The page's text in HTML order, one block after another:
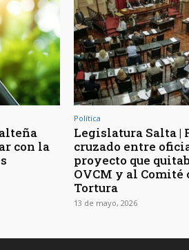
con la
Política
Legislatura Salta |
cruzado entre
proyecto que
OVCM y al Comité
Tortura
13 de mayo, 2026